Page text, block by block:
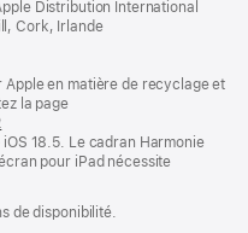
Distribution International
Cork, Irlande
en matière de recyclage et
la page
dans
une
18.5. Le cadran Harmonie
pour iPad nécessite
de disponibilité.